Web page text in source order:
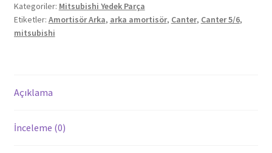
Amortisör
MC096225Y
adet
Kategoriler: Mitsubishi Yedek Parça
Etiketler: Amortisör Arka, arka amortisör, Canter, Canter 5/6,
mitsubishi
Açıklama
İnceleme (0)